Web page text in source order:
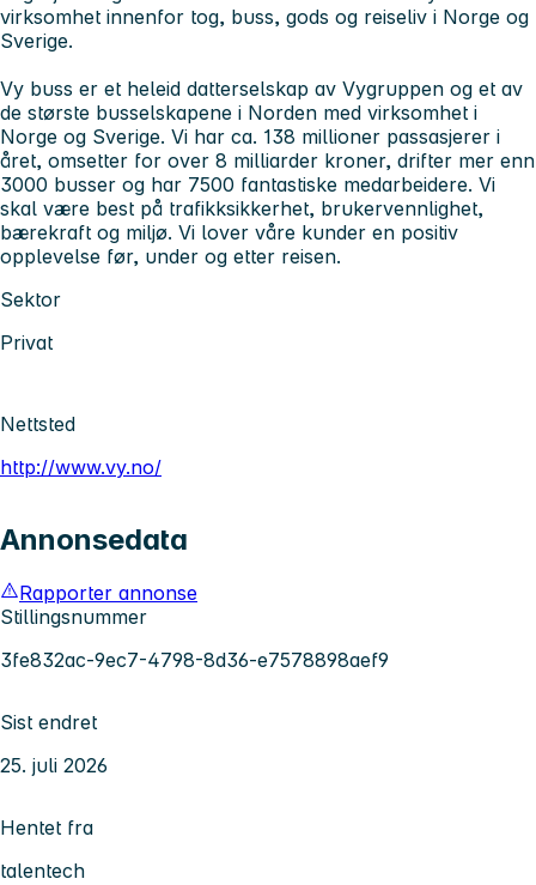
virksomhet innenfor tog, buss, gods og reiseliv i Norge og
Sverige.
Vy buss er et heleid datterselskap av Vygruppen og et av
de største busselskapene i Norden med virksomhet i
Norge og Sverige. Vi har ca. 138 millioner passasjerer i
året, omsetter for over 8 milliarder kroner, drifter mer enn
3000 busser og har 7500 fantastiske medarbeidere. Vi
skal være best på trafikksikkerhet, brukervennlighet,
bærekraft og miljø. Vi lover våre kunder en positiv
opplevelse før, under og etter reisen.
Sektor
Privat
Nettsted
http://www.vy.no/
Annonsedata
Rapporter annonse
Stillingsnummer
3fe832ac-9ec7-4798-8d36-e7578898aef9
Sist endret
25. juli 2026
Hentet fra
talentech